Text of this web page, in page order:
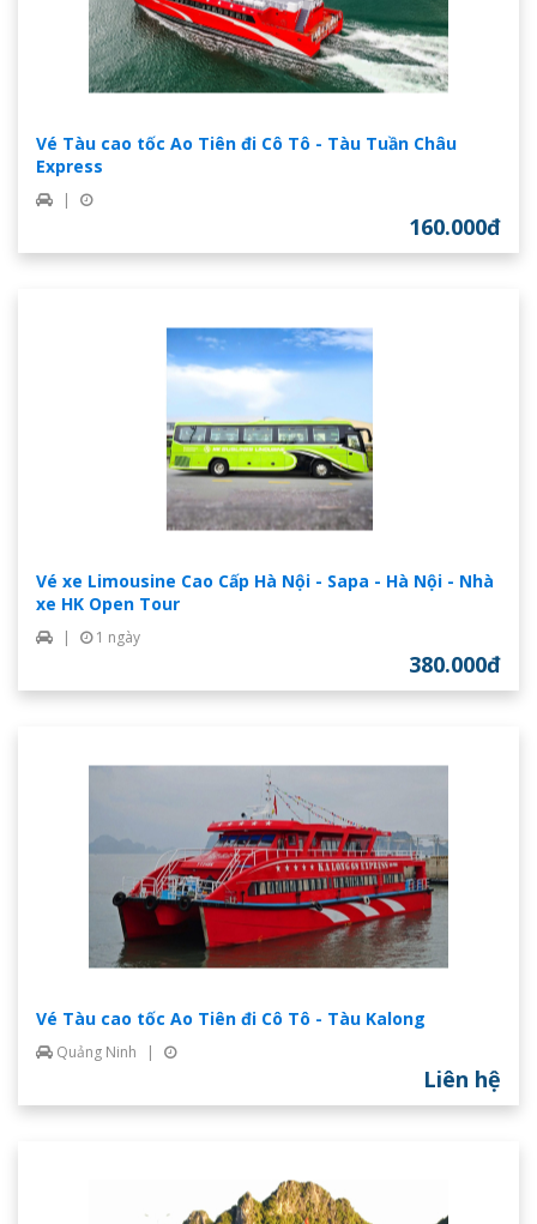
Vé Tàu cao tốc Ao Tiên đi Cô Tô - Tàu Tuần Châu
Express
|
160.000đ
Vé xe Limousine Cao Cấp Hà Nội - Sapa - Hà Nội - Nhà
xe HK Open Tour
| 1 ngày
380.000đ
Vé Tàu cao tốc Ao Tiên đi Cô Tô - Tàu Kalong
Quảng Ninh |
Liên hệ